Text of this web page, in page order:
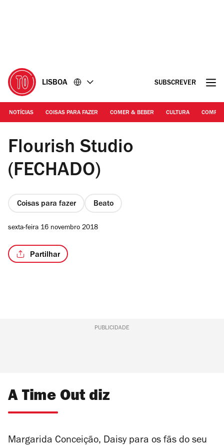
LISBOA SUBSCREVER
NOTÍCIAS COISAS PARA FAZER COMER & BEBER CULTURA
Duarte Drago
Flourish Studio
(FECHADO)
Coisas para fazer Beato
sexta-feira 16 novembro 2018
Partilhar
PUBLICIDADE
A Time Out diz
Margarida Conceição, Daisy para os fãs do seu